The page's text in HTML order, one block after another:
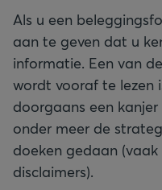
Als u een
aan te geven dat u
informatie. Een van
wordt vooraf te lezen
doorgaans een
onder meer de
doeken gedaan
disclaimers).